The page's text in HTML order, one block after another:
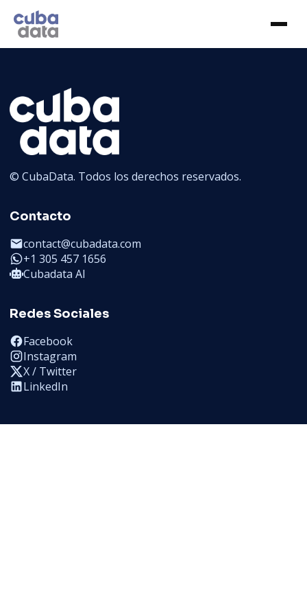
© CubaData. Todos los derechos reservados.
Contacto
contact@cubadata.com
+1 305 457 1656
Cubadata AI
Redes Sociales
Facebook
Instagram
X / Twitter
LinkedIn